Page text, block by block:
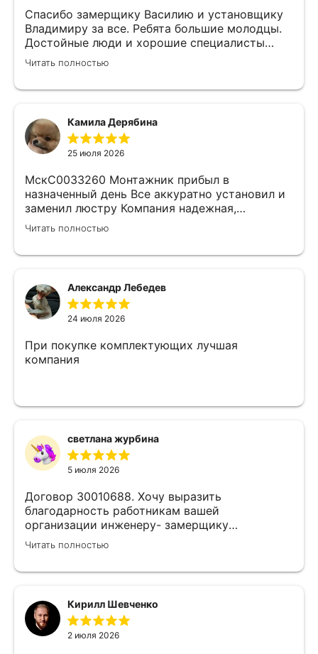
Спасибо замерщику Василию и установщику
Владимиру за все. Ребята большие молодцы.
Достойные люди и хорошие специалисты
своего дела. Молодцы просто, нет слов.
Читать полностью
Камила Дерябина
25 июля 2026
МскС0033260 Монтажник прибыл в
назначенный день Все аккуратно установил и
заменил люстру Компания надежная,
изначально был заключен договор с
замерщиком Делают приятные скидки Не
Читать полностью
Александр Лебедев
24 июля 2026
При покупке комплектующих лучшая
компания
светлана журбина
5 июля 2026
Договор 30010688. Хочу выразить
благодарность работникам вашей
организации инженеру- замерщику
Кулабухову Николаю,и мастеру монтажа Илье
.Спасибо за проделанную работу и
быстро,качественно,профессионально сделал
свою работу,убрал за собой ,что очень
приятно.Мне все понравилось .Хорошая
Читать полностью
Кирилл Шевченко
2 июля 2026